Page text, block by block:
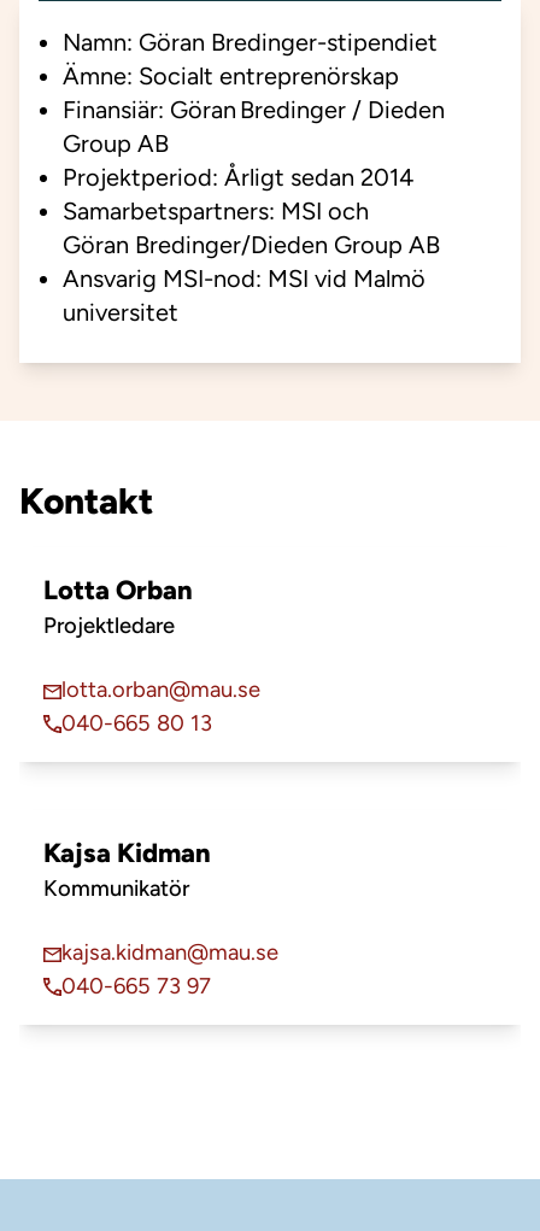
Namn: Göran Bredinger-stipendiet
Ämne: Socialt entreprenörskap
Finansiär: Göran Bredinger / Dieden
Group AB
Projektperiod: Årligt sedan 2014
Samarbetspartners: MSI och
Göran Bredinger/Dieden Group AB
Ansvarig MSI-nod: MSI vid Malmö
universitet
Kontakt
Lotta Orban
Projektledare
lotta.orban@mau.se
040-665 80 13
Kajsa Kidman
Kommunikatör
kajsa.kidman@mau.se
040-665 73 97